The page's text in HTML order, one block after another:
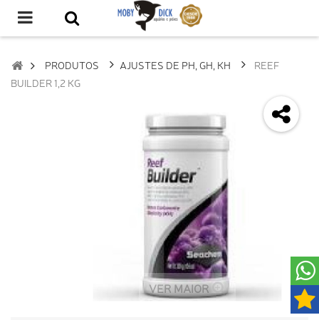
PRODUTOS AJUSTES DE PH, GH, KH
REEF
BUILDER 1,2 KG
VER MAIOR